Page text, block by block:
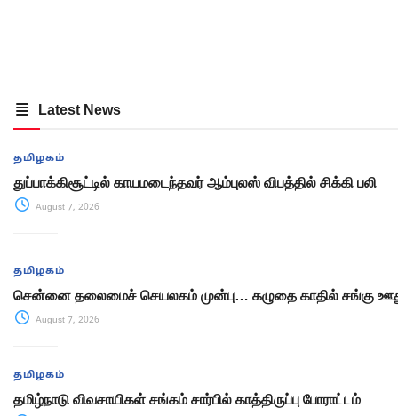
Latest News
தமிழகம்
துப்பாக்கிசூட்டில் காயமடைந்தவர் ஆம்புலஸ் விபத்தில் சிக்கி பலி
August 7, 2026
தமிழகம்
சென்னை தலைமைச் செயலகம் முன்பு… கழுதை காதில் சங்கு
August 7, 2026
தமிழகம்
தமிழ்நாடு விவசாயிகள் சங்கம் சார்பில் காத்திருப்பு போராட்டம்